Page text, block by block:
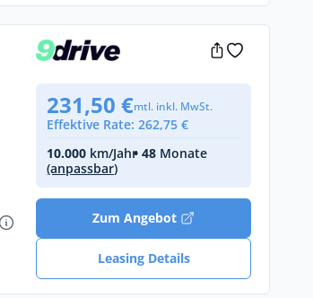
231,50 €mtl. inkl. MwSt.
Effektive Rate: 262,75 €
10.000 km/Jahr• 48 Monate
(anpassbar)
Zum Angebot
Leasing Details